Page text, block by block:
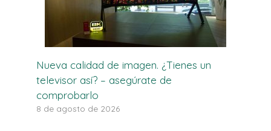
Nueva calidad de imagen. ¿Tienes un
televisor así? – asegúrate de
comprobarlo
8 de agosto de 2026